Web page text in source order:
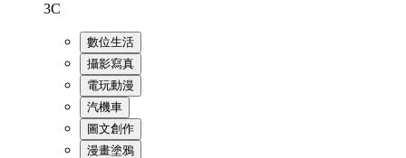
3C
數位生活
攝影寫真
電玩動漫
汽機車
圖文創作
漫畫塗鴉